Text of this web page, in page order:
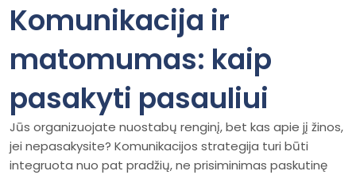
Komunikacija ir
matomumas: kaip
pasakyti pasauliui
Jūs organizuojate nuostabų renginį, bet kas apie jį žinos,
jei nepasakysite? Komunikacijos strategija turi būti
integruota nuo pat pradžių, ne prisiminimas paskutinę